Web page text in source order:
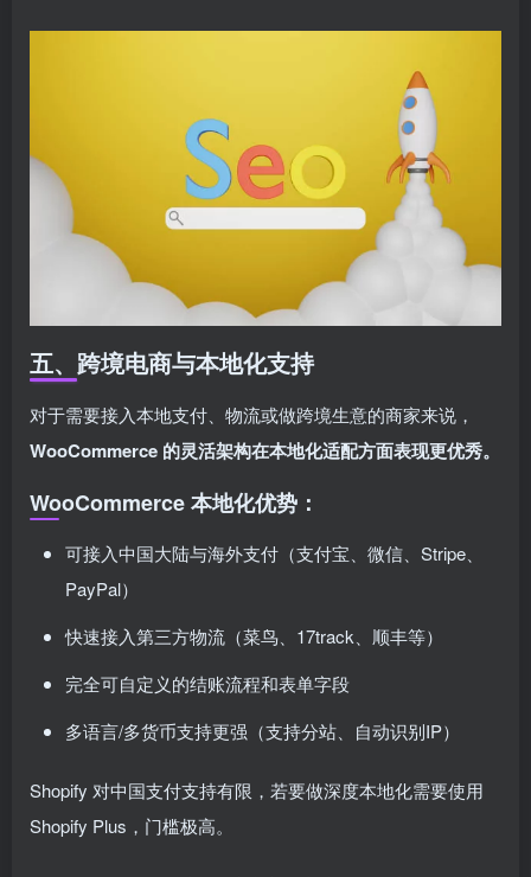
五、跨境电商与本地化支持
对于需要接入本地支付、物流或做跨境生意的商家来说，
WooCommerce 的灵活架构在本地化适配方面表现更优秀。
WooCommerce 本地化优势：
可接入中国大陆与海外支付（支付宝、微信、Stripe、
PayPal）
快速接入第三方物流（菜鸟、17track、顺丰等）
完全可自定义的结账流程和表单字段
多语言/多货币支持更强（支持分站、自动识别IP）
Shopify 对中国支付支持有限，若要做深度本地化需要使用
Shopify Plus，门槛极高。